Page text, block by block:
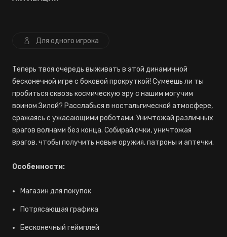
Для одного игрока
Теперь твоя очередь выживать в этой динамичной
бесконечной игре с боковой прокруткой! Сумеешь ли ты
пробиться сквозь космическую эру с нашим могучим
воином Зилой? Расслабься в ностальгической атмосфере,
сражаясь с ужасающими роботами. Уничтожай различных
врагов волнами без конца. Собирай очки, уничтожая
врагов, чтобы получить новые оружия, патроны и аптечки.
Особенности:
Магазин для покупок
Потрясающая графика
Бесконечный геймплей